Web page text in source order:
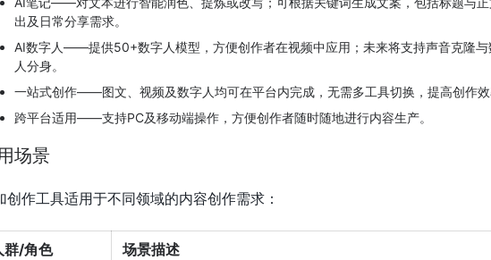
出及日常分享需求。
AI数字人——提供50+数字人模型，方便创作者在视频中应用；未来将支持声音克隆与
人分身。
一站式创作——图文、视频及数字人均可在平台内完成，无需多工具切换，提高创作效
跨平台适用——支持PC及移动端操作，方便创作者随时随地进行内容生产。
场景
创作工具适用于不同领域的内容创作需求：
群/角色 场景描述